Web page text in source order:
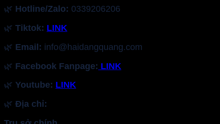
🌿 Hotline/Zalo: 0339206206
🌿 Tiktok: LINK
🌿 Email: info@haidangquang.com
🌿 Facebook Fanpage: LINK
🌿 Youtube: LINK
🌿 Địa chỉ: